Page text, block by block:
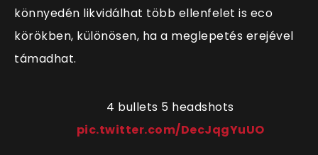
könnyedén likvidálhat több ellenfelet is eco
körökben, különösen, ha a meglepetés erejével
támadhat.
4 bullets 5 headshots
pic.twitter.com/DecJqgYuUO